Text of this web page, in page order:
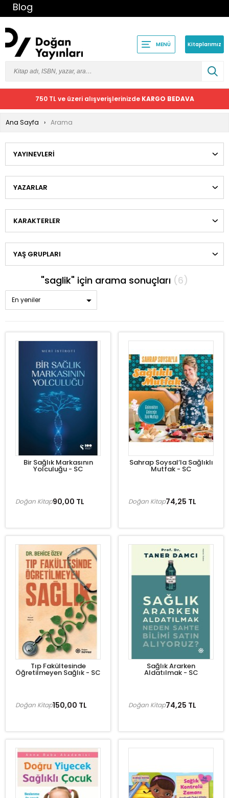
Blog
MENÜ Kitaplarımız
750 TL ve üzeri alışverişlerinizde KARGO BEDAVA
Ana Sayfa Arama
YAYINEVLERI
YAZARLAR
KARAKTERLER
YAŞ GRUPLARI
"saglik" için arama sonuçları (6)
En yeniler
Bir Sağlık Markasının
Yolculuğu - SC
90,00 TL
Doğan Kitap
Sahrap Soysal’la Sağlıklı
Mutfak - SC
74,25 TL
Doğan Kitap
Tıp Fakültesinde
Öğretilmeyen Sağlık - SC
150,00 TL
Doğan Kitap
Sağlık Ararken
Aldatılmak - SC
74,25 TL
Doğan Kitap